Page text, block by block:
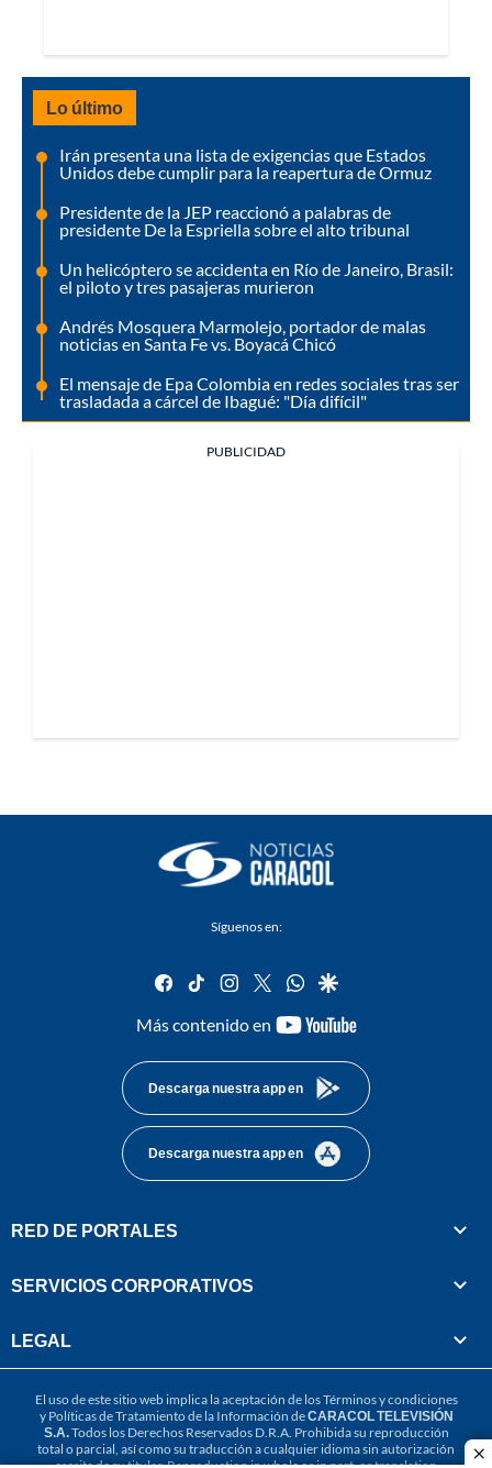
Lo último
Irán presenta una lista de exigencias que Estados
Unidos debe cumplir para la reapertura de Ormuz
Presidente de la JEP reaccionó a palabras de
presidente De la Espriella sobre el alto tribunal
Un helicóptero se accidenta en Río de Janeiro, Brasil:
el piloto y tres pasajeras murieron
Andrés Mosquera Marmolejo, portador de malas
noticias en Santa Fe vs. Boyacá Chicó
El mensaje de Epa Colombia en redes sociales tras ser
trasladada a cárcel de Ibagué: "Día difícil"
PUBLICIDAD
Síguenos en:
facebook
tiktok instagram
twitterwhatsapp
google
Más contenido en
youtube-
Descarga nuestra app en
Descarga nuestra app en
RED DE PORTALES
SERVICIOS CORPORATIVOS
LEGAL
El uso de este sitio web implica la aceptación de losTérminos y condiciones
y Políticas de Tratamiento de la Información deCARACOL TELEVISIÓN
S.A.Todos los Derechos Reservados D.R.A. Prohibida su reproducción
total o parcial, así como su traducción a cualquier idioma sin autorización